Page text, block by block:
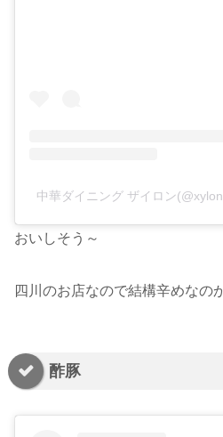
中華ダイニング ザイロン
おいしそう～
四川のお店なので結構辛めなの
酢豚